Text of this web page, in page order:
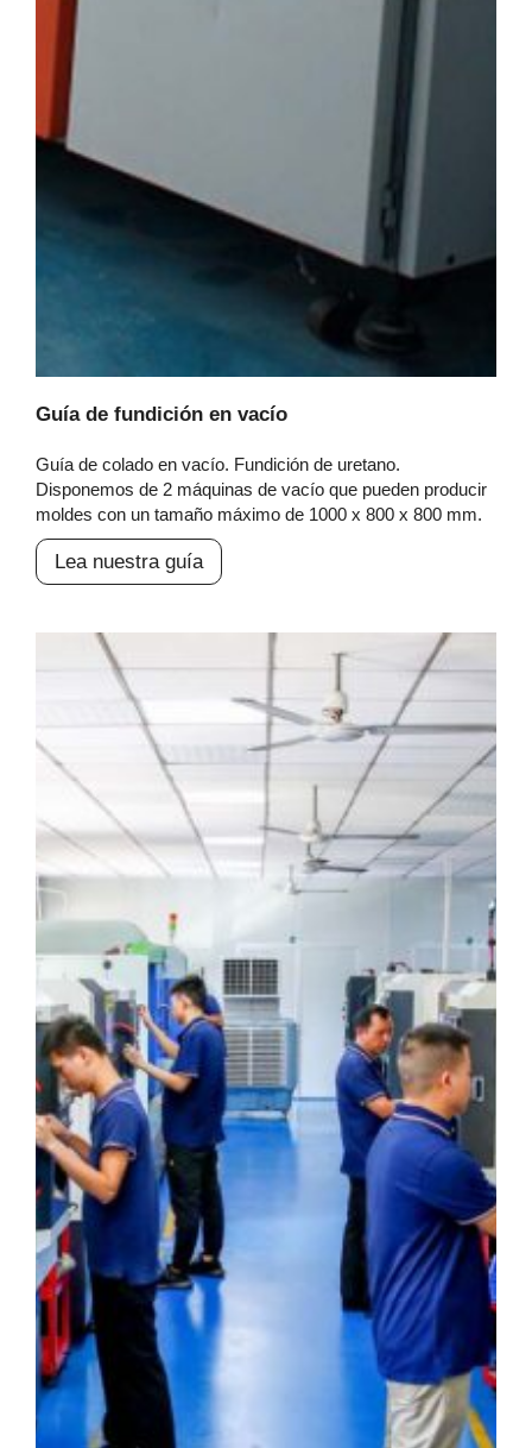
Guía de fundición en vacío
Guía de colado en vacío. Fundición de uretano.
Disponemos de 2 máquinas de vacío que pueden producir
moldes con un tamaño máximo de 1000 x 800 x 800 mm.
Lea nuestra guía